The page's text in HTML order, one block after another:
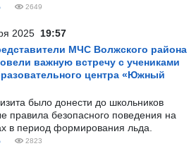
2649
2025 19:57
МЧС Волжского района
важную встречу с учениками
центра «Южный
было донести до школьников
правила безопасного поведения на
в период формирования льда.
2823